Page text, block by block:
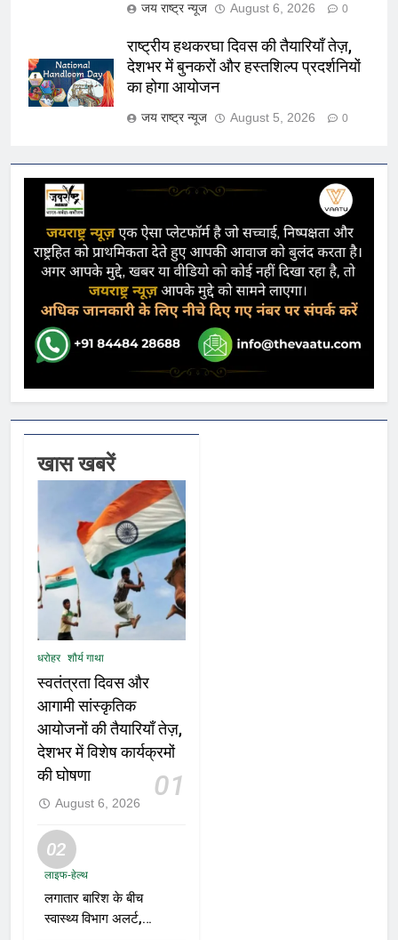
जय राष्ट्र न्यूज August 6, 2026 0
राष्ट्रीय हथकरघा दिवस की तैयारियाँ तेज़,
देशभर में बुनकरों और हस्तशिल्प प्रदर्शनियों
का होगा आयोजन
जय राष्ट्र न्यूज August 5, 2026 0
खास खबरें
धरोहर शौर्य गाथा
स्वतंत्रता दिवस और
आगामी सांस्कृतिक
आयोजनों की तैयारियाँ तेज़,
देशभर में विशेष कार्यक्रमों
की घोषणा
01
August 6, 2026
02
लाइफ-हेल्थ
लगातार बारिश के बीच
स्वास्थ्य विभाग अलर्ट,